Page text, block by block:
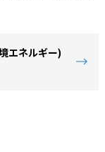
エネルギー)